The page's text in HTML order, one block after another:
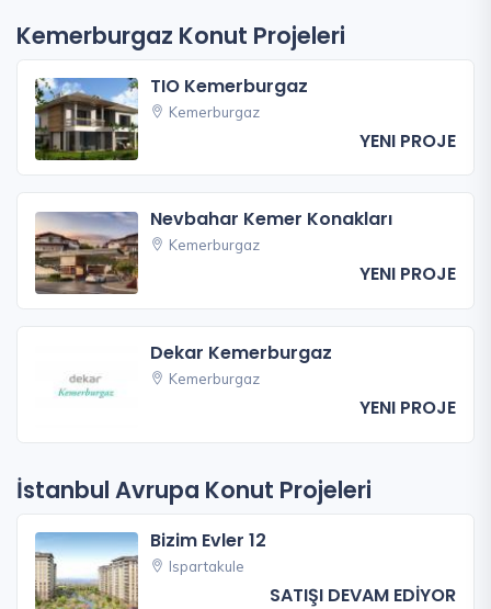
Kemerburgaz Konut Projeleri
TIO Kemerburgaz
Kemerburgaz
YENI PROJE
Nevbahar Kemer Konakları
Kemerburgaz
YENI PROJE
Dekar Kemerburgaz
Kemerburgaz
YENI PROJE
İstanbul Avrupa Konut Projeleri
Bizim Evler 12
Ispartakule
SATIŞI DEVAM EDİYOR